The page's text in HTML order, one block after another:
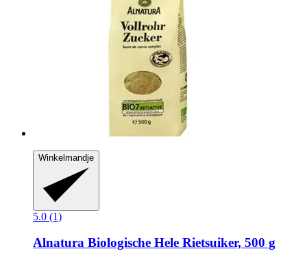
Winkelmandje
5.0 (1)
Alnatura Biologische Hele Rietsuiker, 500 g